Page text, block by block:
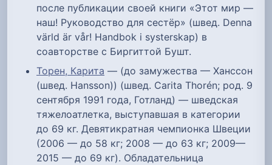
после публикации своей книги «Этот мир —
наш! Руководство для сестёр» (швед. Denna
värld är vår! Handbok i systerskap) в
соавторстве с Биргиттой Бушт.
Торен, Карита — (до замужества — Ханссон
(швед. Hansson)) (швед. Carita Thorén; род. 9
сентября 1991 года, Готланд) — шведская
тяжелоатлетка, выступавшая в категории
до 69 кг. Девятикратная чемпионка Швеции
(2006 — до 58 кг; 2008 — до 63 кг; 2009—
2015 — до 69 кг). Обладательница